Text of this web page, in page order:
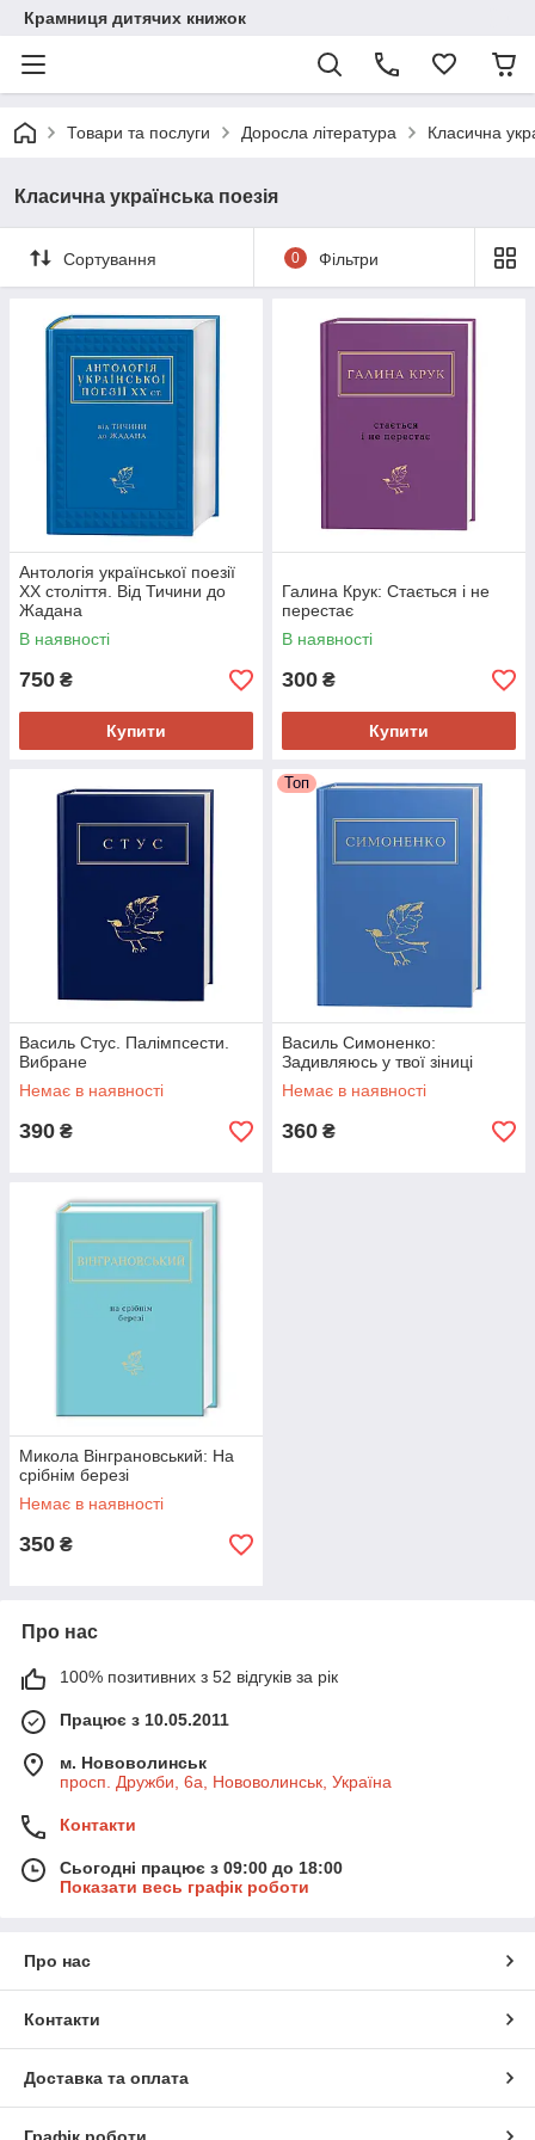
Крамниця дитячих книжок
Товари та послуги Доросла література Класична
Класична українська поезія
Сортування 0 Фільтри
Антологія української поезії
ХХ століття. Від Тичини до
Жадана
В наявності
750 ₴
Купити
Галина Крук: Стається і не
перестає
В наявності
300 ₴
Купити
Василь Стус. Палімпсести.
Вибране
Немає в наявності
390 ₴
Топ
Василь Симоненко:
Задивляюсь у твої зіниці
Немає в наявності
360 ₴
Микола Вінграновський: На
срібнім березі
Немає в наявності
350 ₴
Про нас
100% позитивних з 52 відгуків за рік
Працює з 10.05.2011
м. Нововолинськ
просп. Дружби, 6а, Нововолинськ, Україна
Контакти
Сьогодні працює з 09:00 до 18:00
Показати весь графік роботи
Про нас
Контакти
Доставка та оплата